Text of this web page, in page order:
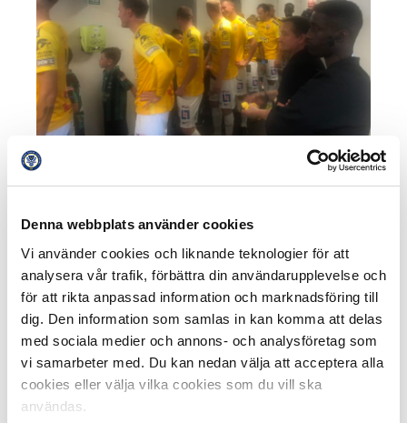
Denna webbplats använder cookies
Vi använder cookies och liknande teknologier för att
analysera vår trafik, förbättra din användarupplevelse och
för att rikta anpassad information och marknadsföring till
dig. Den information som samlas in kan komma att delas
med sociala medier och annons- och analysföretag som
vi samarbeter med. Du kan nedan välja att acceptera alla
cookies eller välja vilka cookies som du vill ska
användas.
Falkenbergs FF ställer upp inför inmarschen i derbyt
arrangemang fungerar och det är en väldigt familjär
stämning på arenan, menar Michael Holmberg. Det var
kul att se omklädningsrum och träningsrum och vi fick
ett väldigt trevligt bemötande. Det är mycket som ska
flyta. Det är en stor apparat som man inte tänker på när
man sitter på läktaren och man får en bättre förståelse
för det nu. Det är ett beundransvärt arrangemang som
Falkenberg gör.